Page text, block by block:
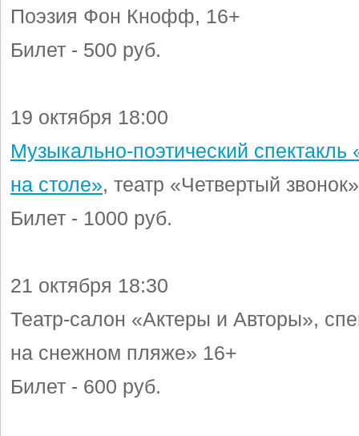
Поэзия Фон Кнофф, 16+
Билет - 500 руб.
19 октября 18:00
Музыкально-поэтический спектакль
на столе», театр «Четвертый
Билет - 1000 руб.
21 октября 18:30
Театр-салон «Актеры и Авторы»,
на снежном пляже» 16+
Билет - 600 руб.